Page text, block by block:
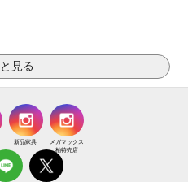
新品家具
メガマックス
柏特売店